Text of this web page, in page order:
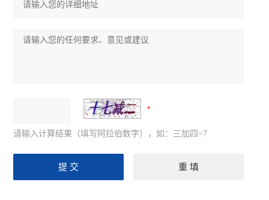
请输入计算结果（填写阿拉伯数字），如：三加四=7